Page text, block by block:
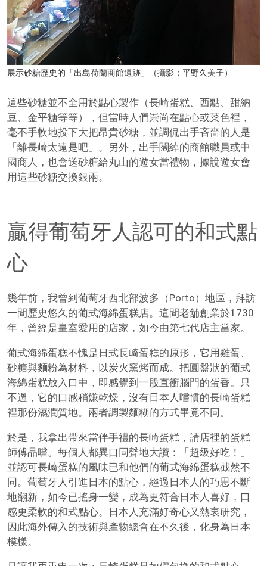
展示砂糖歷史的「出島荷蘭商館遺跡」（攝影：平野久美子）
這些砂糖並不全用於點心製作（長崎蛋糕、西點、甜納
豆、金平糖等等），但當時人們崇尚在點心或菜色裡，
毫不手軟地投下大把昂貴砂糖，並調侃出手吝嗇的人是
「離長崎太遠是吧」。另外，出手闊綽的商館職員或中
國商人，也會送砂糖給丸山的遊女當禮物，據說遊女會
用這些砂糖交換銀兩。
贏得葡萄牙人認可的和式點
心
幾年前，我曾到葡萄牙西北部波多（Porto）地區，拜訪
一間歷史悠久的葡式海綿蛋糕店。這間老舖創業於1730
年，曾經是皇室愛用的店家，如今由第七代店主當家。
葡式海綿蛋糕不愧是日式長崎蛋糕的原形，它用雞蛋、
砂糖與麵粉為材料，以炭火窯烤而成。把圓盤狀的葡式
海綿蛋糕放入口中，即感覺到一股直衝腦門的蛋香。只
不過，它的口感稍嫌乾燥，沒有日本人嚐慣的長崎蛋糕
裡那份濕潤質地。兩者調製麵糊的方式畢竟不同。
於是，我拿出帶來當伴手禮的長崎蛋糕，請店裡的蛋糕
師傅品嚐。每個人都異口同聲地大讚：「超級好吃！」
並認可長崎蛋糕的風味已和他們的葡式海綿蛋糕截然不
同。葡萄牙人引進日本的點心，經過日本人的巧思不斷
地翻新，如今已搖身一變，成為更符合日本人喜好，口
感更柔軟的和式點心。日本人充滿好奇心又熱衷研究，
因此海外傳入的技術與產物總會在不久後，化身為日本
模樣。